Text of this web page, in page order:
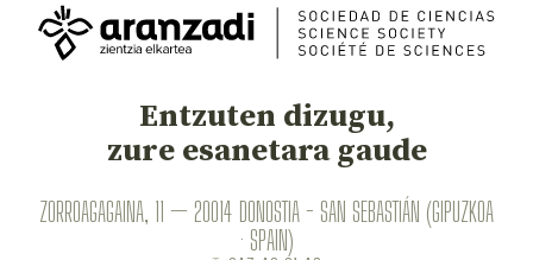
Entzuten dizugu,
zure esanetara gaude
ZORROAGAGAINA, 11 — 20014 DONOSTIA - SAN SEBASTIÁN (GIPUZKOA
· SPAIN)